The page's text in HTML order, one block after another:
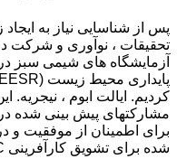
پس از شناسایی نیاز به
تحقیقات ، نوآوری و شرکت در
آزمایشگاه های شیمی سبز
کردیم. ایالت ابوم ،
مشارکتهای پیش بینی شده در
برای اطمینان از موفقیت
شده برای تشویق کارآفرینی SC در آفریقا.